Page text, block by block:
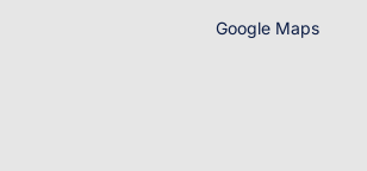
Google Maps